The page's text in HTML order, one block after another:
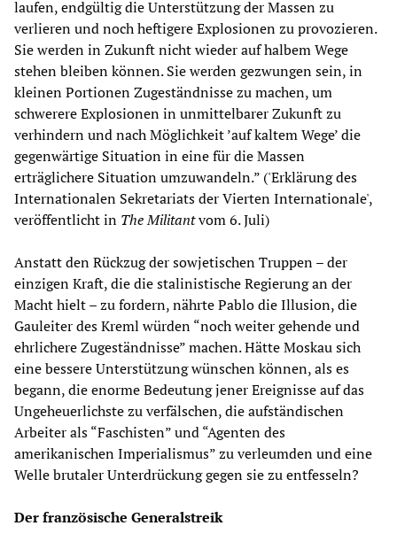
laufen, endgültig die Unterstützung der Massen zu
verlieren und noch heftigere Explosionen zu provozieren.
Sie werden in Zukunft nicht wieder auf halbem Wege
stehen bleiben können. Sie werden gezwungen sein, in
kleinen Portionen Zugeständnisse zu machen, um
schwerere Explosionen in unmittelbarer Zukunft zu
verhindern und nach Möglichkeit ’auf kaltem Wege’ die
gegenwärtige Situation in eine für die Massen
erträglichere Situation umzuwandeln.” ('Erklärung des
Internationalen Sekretariats der Vierten Internationale',
veröffentlicht in The Militantvom 6. Juli)
Anstatt den Rückzug der sowjetischen Truppen – der
einzigen Kraft, die die stalinistische Regierung an der
Macht hielt – zu fordern, nährte Pablo die Illusion, die
Gauleiter des Kreml würden “noch weiter gehende und
ehrlichere Zugeständnisse” machen. Hätte Moskau sich
eine bessere Unterstützung wünschen können, als es
begann, die enorme Bedeutung jener Ereignisse auf das
Ungeheuerlichste zu verfälschen, die aufständischen
Arbeiter als “Faschisten” und “Agenten des
amerikanischen Imperialismus” zu verleumden und eine
Welle brutaler Unterdrückung gegen sie zu entfesseln?
Der französische Generalstreik